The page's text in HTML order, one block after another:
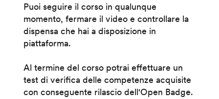
Puoi seguire il corso in qualunque
momento, fermare il video e controllare la
dispensa che hai a disposizione in
piattaforma.
Al termine del corso potrai effettuare un
test di verifica delle competenze acquisite
con conseguente rilascio dell'Open Badge.